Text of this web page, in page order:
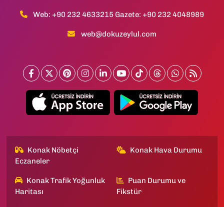
Web: +90 232 4633215 Gazete: +90 232 4048989
web@dokuzeylul.com
Konak Nöbetçi
Eczaneler
Konak Hava Durumu
Konak Trafik Yoğunluk
Haritası
Puan Durumu ve
Fikstür